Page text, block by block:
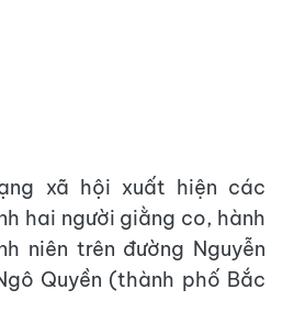
xã hội xuất hiện các
hai người giằng co, hành
niên trên đường Nguyễn
Quyền (thành phố Bắc